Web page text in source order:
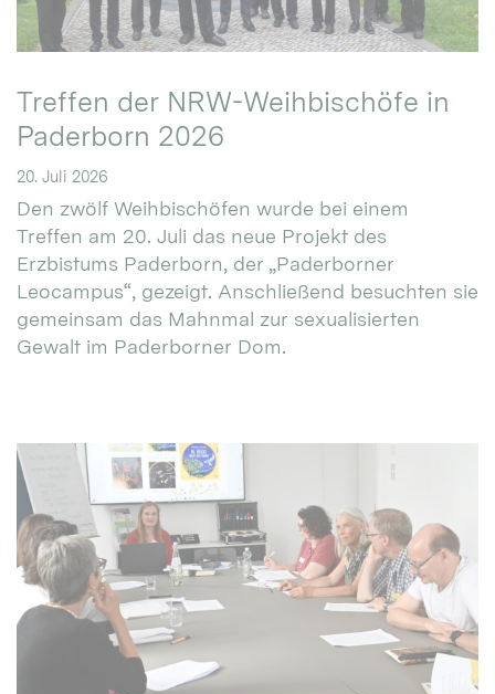
Treffen der NRW-Weihbischöfe in
Paderborn 2026
20. Juli 2026
Den zwölf Weihbischöfen wurde bei einem
Treffen am 20. Juli das neue Projekt des
Erzbistums Paderborn, der „Paderborner
Leocampus“, gezeigt. Anschließend besuchten sie
gemeinsam das Mahnmal zur sexualisierten
Gewalt im Paderborner Dom.